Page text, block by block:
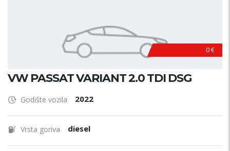
0 €
VW PASSAT VARIANT 2.0 TDI DSG
Godište vozila 2022
Vrsta goriva diesel